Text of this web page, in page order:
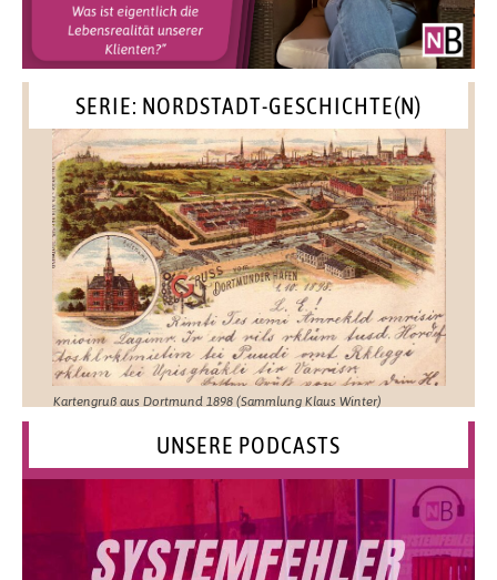
SERIE: NORDSTADT-GESCHICHTE(N)
Kartengruß aus Dortmund 1898 (Sammlung Klaus Winter)
UNSERE PODCASTS